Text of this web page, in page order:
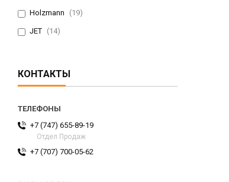
Holzmann 19
JET 14
КОНТАКТЫ
+7 (747) 655-89-19
Отдел Продаж
+7 (707) 700-05-62